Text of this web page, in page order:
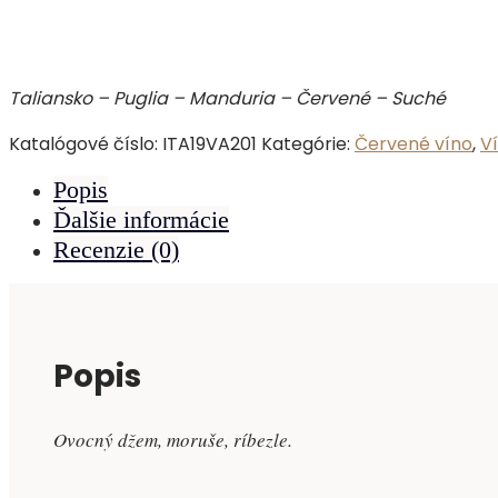
Taliansko – Puglia – Manduria – Červené – Suché
Katalógové číslo: ITA19VA201 Kategórie: Červené víno,
Popis
Ďalšie informácie
Recenzie (0)
Popis
Ovocný džem, moruše, ríbezle.